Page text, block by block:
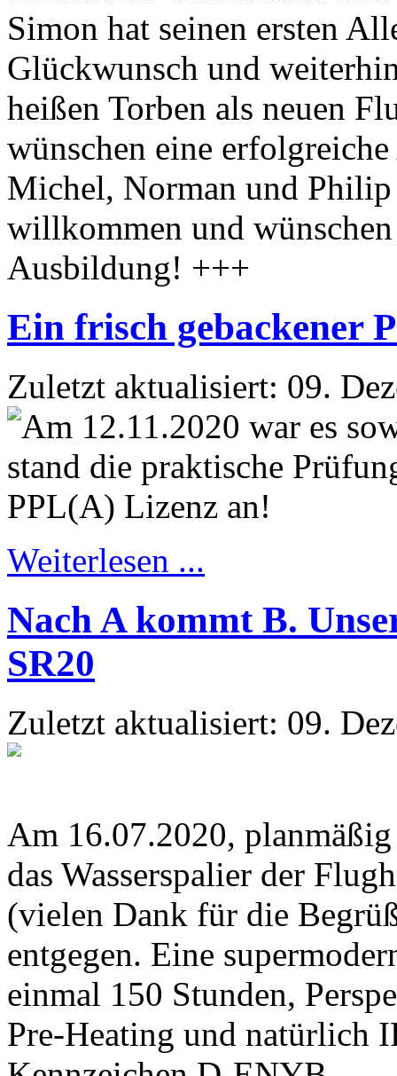
Ein frisch gebackener
Zuletzt aktualisiert: 09.
Weiterlesen ...
Nach A kommt B.
SR20
Zuletzt aktualisiert: 09.
Am 16.07.2020,
das Wasserspalier der
(vielen Dank für die
entgegen. Eine
einmal 150 Stunden,
Pre-Heating und natürlich